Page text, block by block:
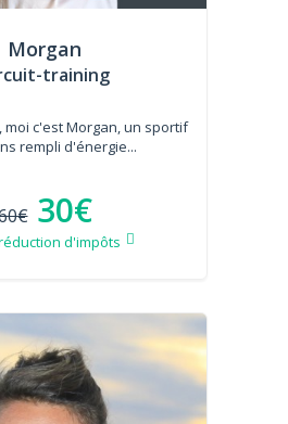
Morgan
training
moi c'est Morgan, un sportif
rempli d'énergie...
30€
d'impôts